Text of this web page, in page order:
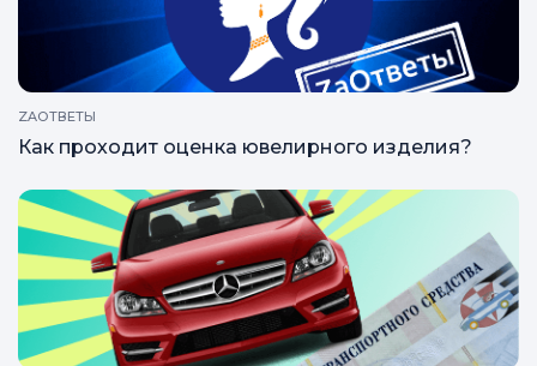
ZAОТВЕТЫ
Как проходит оценка ювелирного изделия?